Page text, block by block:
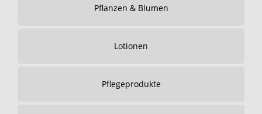
Pflanzen & Blumen
Lotionen
Pflegeprodukte